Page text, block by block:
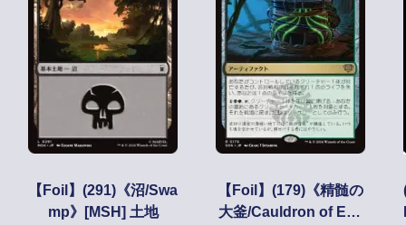
【Foil】(291)《沼/Swa
mp》[MSH] 土地
【Foil】(179)《精髄の
大釜/Cauldron of Ess